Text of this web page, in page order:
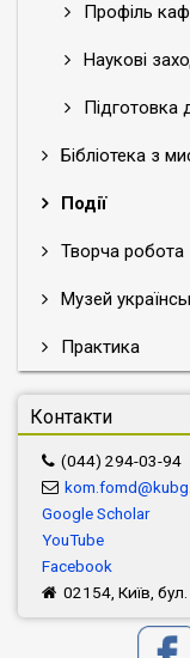
Профіль
Наукові
Підготовка
Бібліотека з
Події
Творча робота
Музей
Практика
Контакти
(044) 294-03-94
Google Scholar
YouTube
Facebook
02154, Київ,